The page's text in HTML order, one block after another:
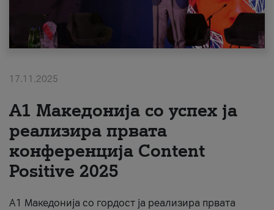
Поддршка
Надополни кредит
#ПодобарОнлајн
17.11.2025
А1 Македонија со успех ја
реализира првата
конференција Content
Positive 2025
А1 Македонија со гордост ја реализира првата